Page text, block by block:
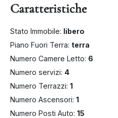
Caratteristiche
Stato Immobile: libero
Piano Fuori Terra: terra
Numero Camere Letto: 6
Numero servizi: 4
Numero Terrazzi: 1
Numero Ascensori: 1
Numero Posti Auto: 15